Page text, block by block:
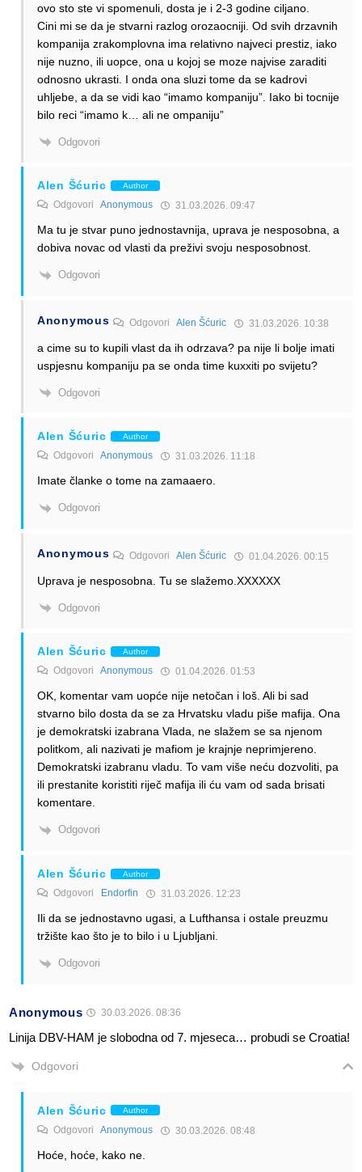
ovo sto ste vi spomenuli, dosta je i 2-3 godine ciljano.
Cini mi se da je stvarni razlog orozaocniji. Od svih drzavnih
kompanija zrakomplovna ima relativno najveci prestiz, iako
nije nuzno, ili uopce, ona u kojoj se moze najvise zaraditi
odnosno ukrasti. I onda ona sluzi tome da se kadrovi
uhljebe, a da se vidi kao “imamo kompaniju”. Iako bi tocnije
bilo reci “imamo k… ali ne ompaniju”
Odgovori
Alen Šćuric Author
Odgovori Anonymous 31.03.2026. 09:47
Ma tu je stvar puno jednostavnija, uprava je nesposobna, a
dobiva novac od vlasti da preživi svoju nesposobnost.
Odgovori
Anonymous OdgovoriAlen Šćuric 31.03.2026. 10:38
a cime su to kupili vlast da ih odrzava? pa nije li bolje imati
uspjesnu kompaniju pa se onda time kuxxiti po svijetu?
Odgovori
Alen Šćuric Author
Odgovori Anonymous 31.03.2026. 11:18
Imate članke o tome na zamaaero.
Odgovori
Anonymous OdgovoriAlen Šćuric 01.04.2026. 00:15
Uprava je nesposobna. Tu se slažemo.XXXXXX
Odgovori
Alen Šćuric Author
Odgovori Anonymous 01.04.2026. 01:53
OK, komentar vam uopće nije netočan i loš. Ali bi sad
stvarno bilo dosta da se za Hrvatsku vladu piše mafija. Ona
je demokratski izabrana Vlada, ne slažem se sa njenom
politkom, ali nazivati je mafiom je krajnje neprimjereno.
Demokratski izabranu vladu. To vam više neću dozvoliti, pa
ili prestanite koristiti riječ mafija ili ću vam od sada brisati
komentare.
Odgovori
Alen Šćuric Author
Odgovori Endorfin 31.03.2026. 12:23
Ili da se jednostavno ugasi, a Lufthansa i ostale preuzmu
tržište kao što je to bilo i u Ljubljani.
Odgovori
Anonymous 30.03.2026. 08:36
Linija DBV-HAM je slobodna od 7. mjeseca… probudi se Croatia!
Odgovori
Alen Šćuric Author
Odgovori Anonymous 30.03.2026. 08:48
Hoće, hoće, kako ne.